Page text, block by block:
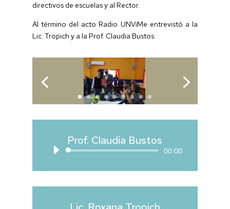
directivos de escuelas y al Rector.
Al término del acto Radio UNViMe entrevistó a la
Lic. Tropich y a la Prof. Claudia Bustos.
Prof. Claudia Bustos
Reproductor
audio
00:00